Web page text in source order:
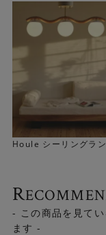
＜ガラス球は2種類
「電球付き」をお
Houle シーリングラ
R
- この商品を見て
ます -